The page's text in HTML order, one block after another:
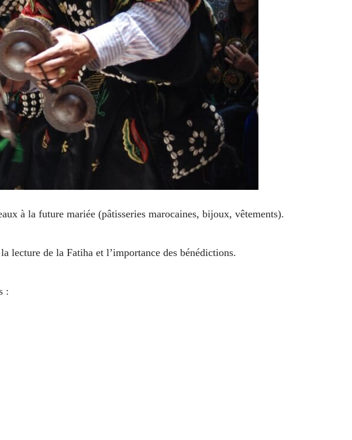
à la future mariée (pâtisseries marocaines, bijoux, vêtements).
lecture de la Fatiha et l’importance des bénédictions.
: